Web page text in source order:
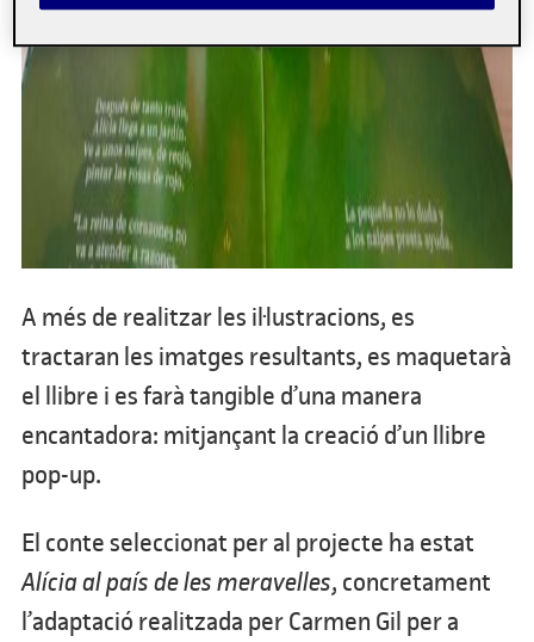
A més de realitzar les il·lustracions, es
tractaran les imatges resultants, es maquetarà
el llibre i es farà tangible d’una manera
encantadora: mitjançant la creació d’un llibre
pop-up.
El conte seleccionat per al projecte ha estat
Alícia al país de les meravelles, concretament
l’adaptació realitzada per Carmen Gil per a